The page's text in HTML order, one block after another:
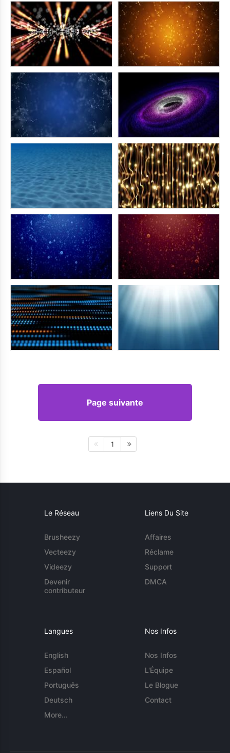
Page suivante
1
Le Réseau
Brusheezy
Vecteezy
Videezy
Devenir
contributeur
Liens Du Site
Affaires
Réclame
Support
DMCA
Langues
English
Español
Português
Deutsch
More...
Nos Infos
Nos Infos
L'Équipe
Le Blogue
Contact